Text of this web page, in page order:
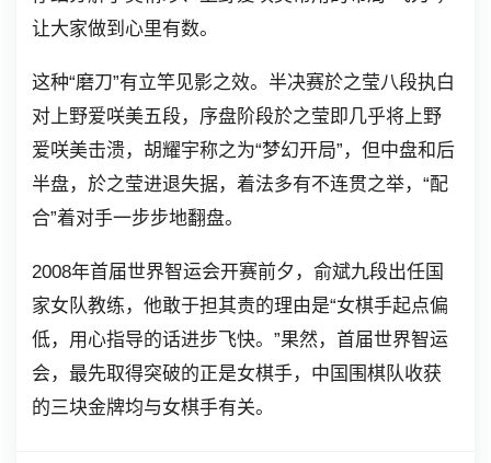
让大家做到心里有数。
这种“磨刀”有立竿见影之效。半决赛於之莹八段执白
对上野爱咲美五段，序盘阶段於之莹即几乎将上野
爱咲美击溃，胡耀宇称之为“梦幻开局”，但中盘和后
半盘，於之莹进退失据，着法多有不连贯之举，“配
合”着对手一步步地翻盘。
2008年首届世界智运会开赛前夕，俞斌九段出任国
家女队教练，他敢于担其责的理由是“女棋手起点偏
低，用心指导的话进步飞快。”果然，首届世界智运
会，最先取得突破的正是女棋手，中国围棋队收获
的三块金牌均与女棋手有关。